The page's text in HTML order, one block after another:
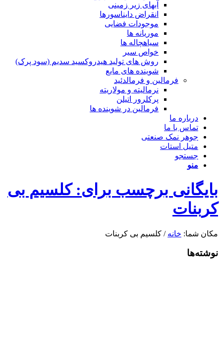
آبهای زیر زمینی
انقراض دایناسورها
موجودات فضایی
موریانه ها
سیاهچاله ها
خواص سیر
روش های تولید هیدروکسید سدیم (سود پرک)
شوینده های مایع
فرمالین و فرمالدئید
نرمالیته و مولاریته
پرکلرور اتیلن
فرمالین در شوینده ها
درباره ما
تماس با ما
جوهر نمک صنعتی
متیل استات
جستجو
منو
بایگانی برچسب برای: کلسیم بی
کربنات
مکان شما: خانه / کلسیم بی کربنات
نوشته‌ها